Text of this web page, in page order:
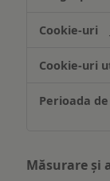
website-
ului
Măsurare și